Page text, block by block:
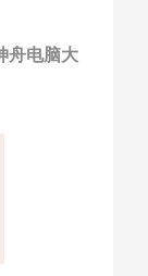
舟电脑大